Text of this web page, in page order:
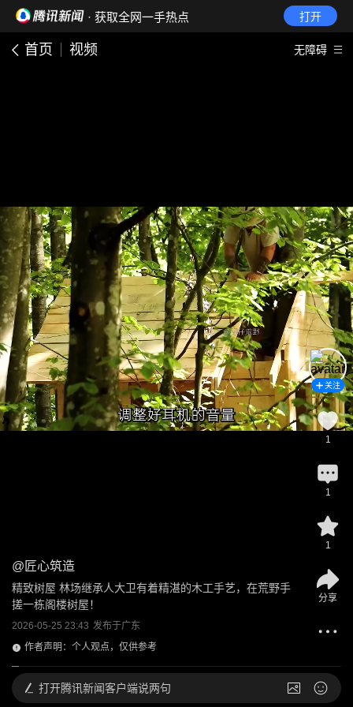
· 获取全网一手热点 打开
首页 视频 无障碍
@ 匠心筑造
精致树屋 林场继承人大卫有着精湛的木工手艺，在荒野手
搓一栋阁楼树屋！
2026-05-25 23:43 发布于广东
作者声明：个人观点，仅供参考
关注
1
1
1
分享
打开腾讯新闻客户端说两句